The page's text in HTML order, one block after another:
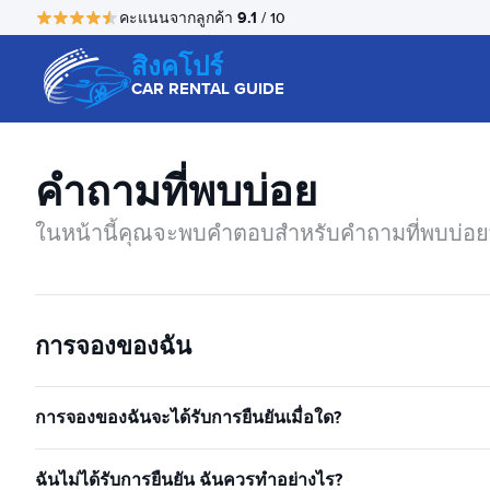
คะแนนจากลูกค้า 9.1 / 10
สิงคโปร์
CAR RENTAL GUIDE
คำถามที่พบบ่อย
ในหน้านี้คุณจะพบคำตอบสำหรับคำถามที่พบบ่อ
การจองของฉัน
การจองของฉันจะได้รับการยืนยันเมื่อใด?
ฉันไม่ได้รับการยืนยัน ฉันควรทำอย่างไร?